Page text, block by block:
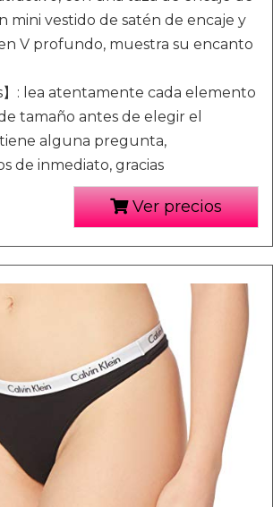
mini vestido de satén de encaje y
V profundo, muestra su encanto
】: lea atentamente cada elemento
tamaño antes de elegir el
alguna pregunta,
de inmediato, gracias
Ver precios